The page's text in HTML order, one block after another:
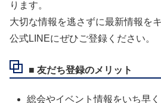
ります。
大切な情報を逃さずに最新情報を
公式LINEにぜひご登録ください。
■ 友だち登録のメリット
総会やイベント情報をいち早